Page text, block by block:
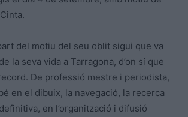
del motiu del seu oblit sigui que va
la seva vida a Tarragona, d’on sí que
De professió mestre i periodista,
en el dibuix, la navegació, la recerca
en l’organització i difusió